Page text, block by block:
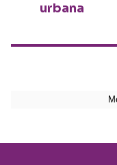
urbana